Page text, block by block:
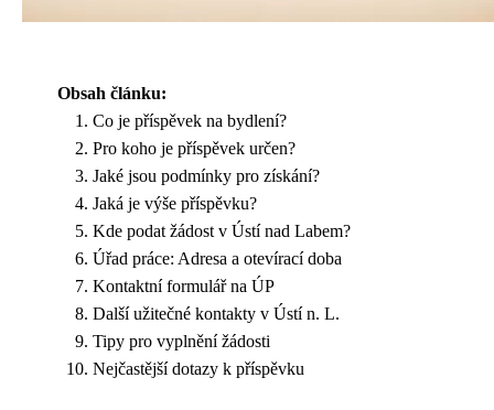
Obsah článku:
Co je příspěvek na bydlení?
Pro koho je příspěvek určen?
Jaké jsou podmínky pro získání?
Jaká je výše příspěvku?
Kde podat žádost v Ústí nad Labem?
Úřad práce: Adresa a otevírací doba
Kontaktní formulář na ÚP
Další užitečné kontakty v Ústí n. L.
Tipy pro vyplnění žádosti
Nejčastější dotazy k příspěvku